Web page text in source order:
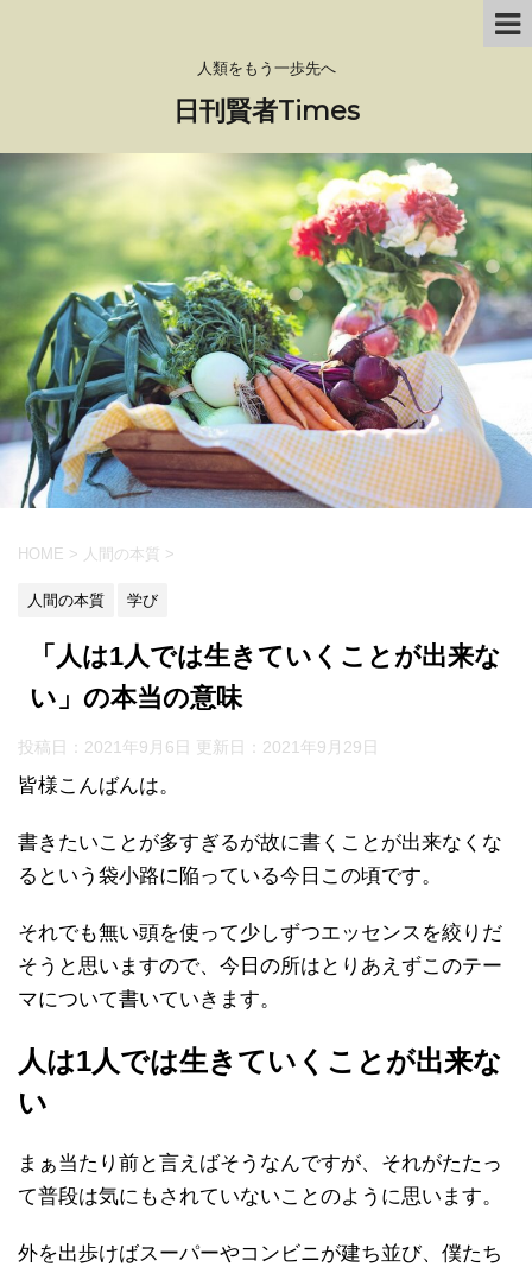
人類をもう一歩先へ
日刊賢者Times
HOME > 人間の本質 >
人間の本質 学び
「人は1人では生きていくことが出来な
い」の本当の意味
投稿日：2021年9月6日 更新日： 2021年9月29日
皆様こんばんは。
書きたいことが多すぎるが故に書くことが出来なくな
るという袋小路に陥っている今日この頃です。
それでも無い頭を使って少しずつエッセンスを絞りだ
そうと思いますので、今日の所はとりあえずこのテー
マについて書いていきます。
人は1人では生きていくことが出来な
い
まぁ当たり前と言えばそうなんですが、それがたたっ
て普段は気にもされていないことのように思います。
外を出歩けばスーパーやコンビニが建ち並び、僕たち